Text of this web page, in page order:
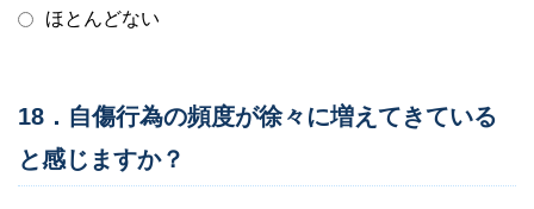
ほとんどない
18．自傷行為の頻度が徐々に増えてきている
と感じますか？